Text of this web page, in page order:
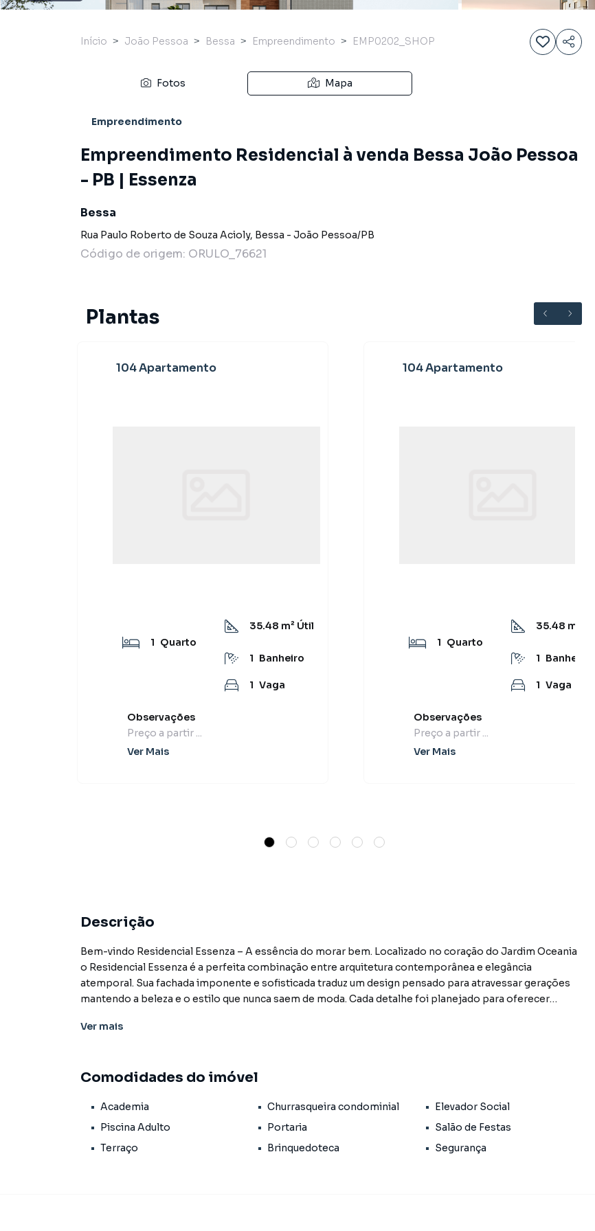
Início João Pessoa Bessa Empreendimento EMP0202_SHOP
Fotos Mapa
Empreendimento
Empreendimento Residencial à venda Bessa João Pessoa
- PB | Essenza
Bessa
Rua Paulo Roberto de Souza Acioly, Bessa - João Pessoa/PB
Código de origem: ORULO_76621
Plantas
104 Apartamento
1 Quarto
35.48 m² Útil
1 Banheiro
1 Vaga
Observações
Preço a partir ...
Ver Mais
104 Apartamento
1 Quarto
35.48 m² Útil
1 Banheiro
1 Vaga
Observações
Preço a partir ...
Ver Mais
Descrição
Bem-vindo Residencial Essenza – A essência do morar bem. Localizado no coração do Jardim Oceania
o Residencial Essenza é a perfeita combinação entre arquitetura contemporânea e elegância
atemporal. Sua fachada imponente e sofisticada traduz um design pensado para atravessar gerações
mantendo a beleza e o estilo que nunca saem de moda. Cada detalhe foi planejado para oferecer
praia restaurantes escolas supermecados e aos principais pontos da cidade. Um endereço que une
relaxamento e à convivência: salão de festas lounge piscina brinquedoteca espaço BBQ e espaço
entre o moderno e o essencial. Preço e disponibilidade do imóvel sujeitos a alteração sem aviso
prévio.
Características:
Ver mais
Comodidades do imóvel
Academia Churrasqueira condominial
Elevador Social
Piscina Adulto
Portaria
Salão de Festas
Terraço
Brinquedoteca Segurança